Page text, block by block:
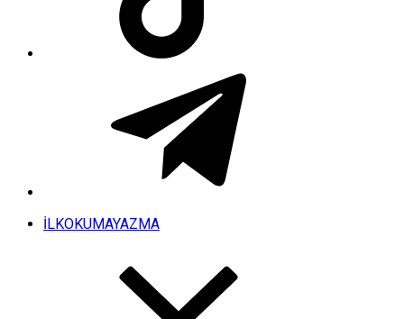
İLKOKUMAYAZMA